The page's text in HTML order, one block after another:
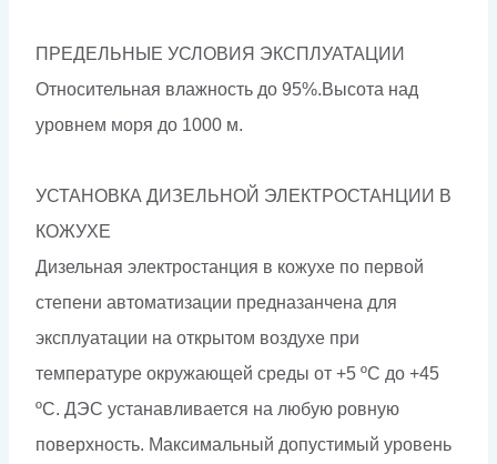
ПРЕДЕЛЬНЫЕ УСЛОВИЯ ЭКСПЛУАТАЦИИ
Относительная влажность до 95%.Высота над
уровнем моря до 1000 м.
УСТАНОВКА ДИЗЕЛЬНОЙ ЭЛЕКТРОСТАНЦИИ В
КОЖУХЕ
Дизельная электростанция в кожухе по первой
степени автоматизации предназанчена для
эксплуатации на открытом воздухе при
температуре окружающей среды от +5 ºС до +45
ºС. ДЭС устанавливается на любую ровную
поверхность. Максимальный допустимый уровень